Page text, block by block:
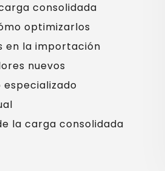
consolidada
optimizarlos
en la importación
nuevos
la carga consolidada